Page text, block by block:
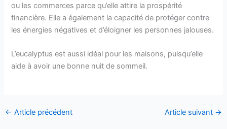
ou les commerces parce qu’elle attire la prospérité
financière. Elle a également la capacité de protéger contre
les énergies négatives et d’éloigner les personnes jalouses.
L’eucalyptus est aussi idéal pour les maisons, puisqu’elle
aide à avoir une bonne nuit de sommeil.
← Article précédent Article suivant →